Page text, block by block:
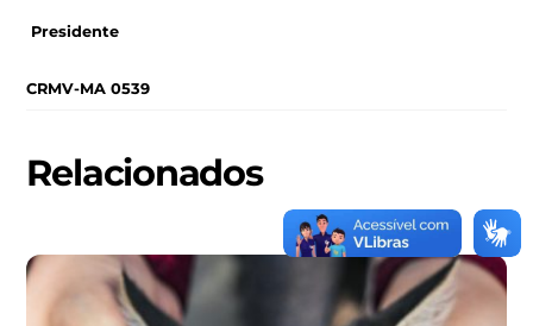
Presidente
CRMV-MA 0539
Relacionados